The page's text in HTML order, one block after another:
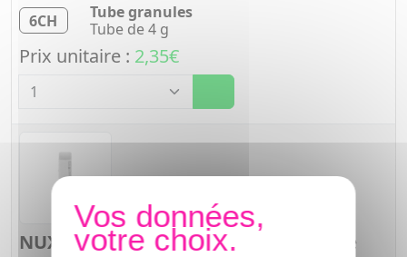
6CH
Tube granules
Tube de 4 g
Prix unitaire : 2,35€
NUX VOMICA6CH Granules en unidose